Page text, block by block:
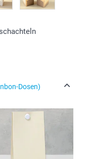
Dosen)